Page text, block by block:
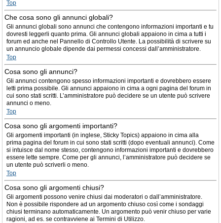
Top
Che cosa sono gli annunci globali?
Gli annunci globali sono annunci che contengono informazioni importanti e tu
dovresti leggerli quanto prima. Gli annunci globali appaiono in cima a tutti i
forum ed anche nel Pannello di Controllo Utente. La possibilità di scrivere su
un annuncio globale dipende dai permessi concessi dall’amministratore.
Top
Cosa sono gli annunci?
Gli annunci contengono spesso informazioni importanti e dovrebbero essere
letti prima possibile. Gli annunci appaiono in cima a ogni pagina del forum in
cui sono stati scritti. L’amministratore può decidere se un utente può scrivere
annunci o meno.
Top
Cosa sono gli argomenti importanti?
Gli argomenti importanti (in inglese, Sticky Topics) appaiono in cima alla
prima pagina del forum in cui sono stati scritti (dopo eventuali annunci). Come
si intuisce dal nome stesso, contengono informazioni importanti e dovrebbero
essere lette sempre. Come per gli annunci, l’amministratore può decidere se
un utente può scriverli o meno.
Top
Cosa sono gli argomenti chiusi?
Gli argomenti possono venire chiusi dai moderatori o dall’amministratore.
Non è possibile rispondere ad un argomento chiuso così come i sondaggi
chiusi terminano automaticamente. Un argomento può venir chiuso per varie
ragioni, ad es. se contravviene ai Termini di Utilizzo.